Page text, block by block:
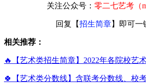
关注公众号： 零二七艺考（
回复【招生简章】即可一
相关推荐：
🔥【艺术类招生简章】2022年各院校艺
🍀【艺术类分数线】含联考分数线、校